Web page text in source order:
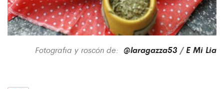
Fotografia y roscón de: @laragazza53 / E Mi Lia